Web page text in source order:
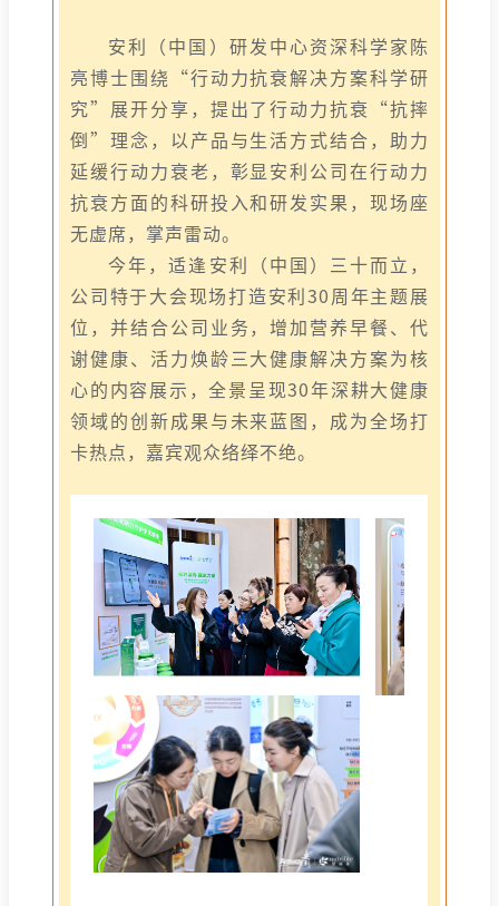
安利（中国）研发中心资深科学家陈
亮博士围绕“行动力抗衰解决方案科学研
究”展开分享，提出了行动力抗衰“抗摔
倒”理念，以产品与生活方式结合，助力
延缓行动力衰老，彰显安利公司在行动力
抗衰方面的科研投入和研发实果，现场座
无虚席，掌声雷动。
今年，适逢安利（中国）三十而立，
公司特于大会现场打造安利30周年主题展
位，并结合公司业务，增加营养早餐、代
谢健康、活力焕龄三大健康解决方案为核
心的内容展示，全景呈现30年深耕大健康
领域的创新成果与未来蓝图，成为全场打
卡热点，嘉宾观众络绎不绝。